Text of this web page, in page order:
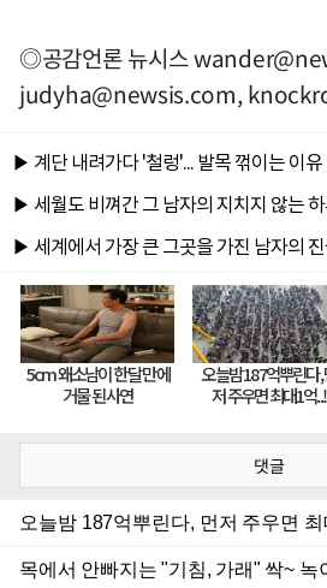
◎공감언론 뉴시스
judyha@newsis.com,
댓글